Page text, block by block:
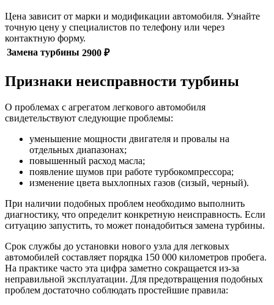
Цена зависит от марки и модификации автомобиля. Узнайте
точную цену у специалистов по телефону или через
контактную форму.
Замена турбины 2900 ₽
Признаки неисправности турбины
О проблемах с агрегатом легкового автомобиля
свидетельствуют следующие проблемы:
уменьшение мощности двигателя и провалы на
отдельных диапазонах;
повышенный расход масла;
появление шумов при работе турбокомпрессора;
изменение цвета выхлопных газов (сизый, черный).
При наличии подобных проблем необходимо выполнить
диагностику, что определит конкретную неисправность. Если
ситуацию запустить, то может понадобиться замена турбины.
Срок службы до установки нового узла для легковых
автомобилей составляет порядка 150 000 километров пробега.
На практике часто эта цифра заметно сокращается из-за
неправильной эксплуатации. Для предотвращения подобных
проблем достаточно соблюдать простейшие правила: